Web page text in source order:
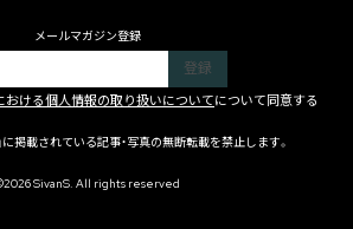
メールマガジン登録
おける個人情報の取り扱いについてについて同意する
に掲載されている記事・写真の無断転載を禁止します。
SivanS. All rights reserved